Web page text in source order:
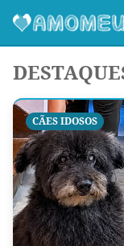
CÃES IDOSOS